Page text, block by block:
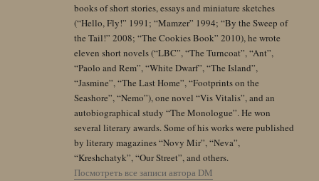
books of short stories, essays and miniature sketches
(“Hello, Fly!” 1991; “Mamzer” 1994; “By the Sweep of
the Tail!” 2008; “The Cookies Book” 2010), he wrote
eleven short novels (“LBC”, “The Turncoat”, “Ant”,
“Paolo and Rem”, “White Dwarf”, “The Island”,
“Jasmine”, “The Last Home”, “Footprints on the
Seashore”, “Nemo”), one novel “Vis Vitalis”, and an
autobiographical study “The Monologue”. He won
several literary awards. Some of his works were published
by literary magazines “Novy Mir”, “Neva”,
“Kreshchatyk”, “Our Street”, and others.
Посмотреть все записи автора DM